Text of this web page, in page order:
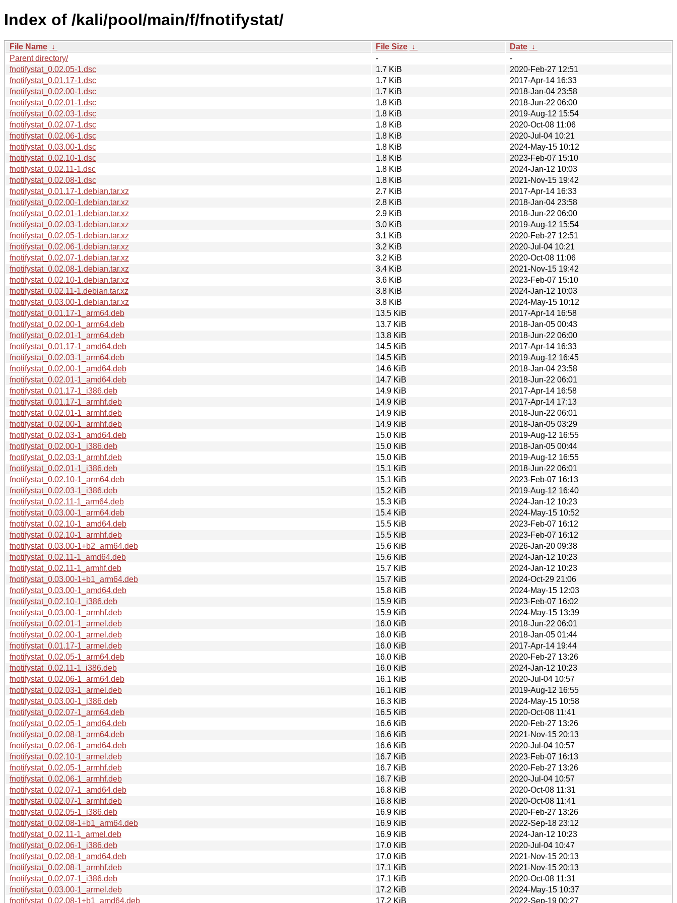
Index of /kali/pool/main/f/fnotifystat/
File Name ↓ File Size ↓ Date ↓
Parent directory/
-
-
fnotifystat_0.02.05-1.dsc
1.7 KiB
2020-Feb-27 12:51
fnotifystat_0.01.17-1.dsc
1.7 KiB
2017-Apr-14 16:33
fnotifystat_0.02.00-1.dsc
1.7 KiB
2018-Jan-04 23:58
fnotifystat_0.02.01-1.dsc
1.8 KiB
2018-Jun-22 06:00
fnotifystat_0.02.03-1.dsc
1.8 KiB
2019-Aug-12 15:54
fnotifystat_0.02.07-1.dsc
1.8 KiB
2020-Oct-08 11:06
fnotifystat_0.02.06-1.dsc
1.8 KiB
2020-Jul-04 10:21
fnotifystat_0.03.00-1.dsc
1.8 KiB
2024-May-15 10:12
fnotifystat_0.02.10-1.dsc
1.8 KiB
2023-Feb-07 15:10
fnotifystat_0.02.11-1.dsc
1.8 KiB
2024-Jan-12 10:03
fnotifystat_0.02.08-1.dsc
1.8 KiB
2021-Nov-15 19:42
fnotifystat_0.01.17-1.debian.tar.xz
2.7 KiB
2017-Apr-14 16:33
fnotifystat_0.02.00-1.debian.tar.xz
2.8 KiB
2018-Jan-04 23:58
fnotifystat_0.02.01-1.debian.tar.xz
2.9 KiB
2018-Jun-22 06:00
fnotifystat_0.02.03-1.debian.tar.xz
3.0 KiB
2019-Aug-12 15:54
fnotifystat_0.02.05-1.debian.tar.xz
3.1 KiB
2020-Feb-27 12:51
fnotifystat_0.02.06-1.debian.tar.xz
3.2 KiB
2020-Jul-04 10:21
fnotifystat_0.02.07-1.debian.tar.xz
3.2 KiB
2020-Oct-08 11:06
fnotifystat_0.02.08-1.debian.tar.xz
3.4 KiB
2021-Nov-15 19:42
fnotifystat_0.02.10-1.debian.tar.xz
3.6 KiB
2023-Feb-07 15:10
fnotifystat_0.02.11-1.debian.tar.xz
3.8 KiB
2024-Jan-12 10:03
fnotifystat_0.03.00-1.debian.tar.xz
3.8 KiB
2024-May-15 10:12
fnotifystat_0.01.17-1_arm64.deb
13.5 KiB
2017-Apr-14 16:58
fnotifystat_0.02.00-1_arm64.deb
13.7 KiB
2018-Jan-05 00:43
fnotifystat_0.02.01-1_arm64.deb
13.8 KiB
2018-Jun-22 06:00
fnotifystat_0.01.17-1_amd64.deb
14.5 KiB
2017-Apr-14 16:33
fnotifystat_0.02.03-1_arm64.deb
14.5 KiB
2019-Aug-12 16:45
fnotifystat_0.02.00-1_amd64.deb
14.6 KiB
2018-Jan-04 23:58
fnotifystat_0.02.01-1_amd64.deb
14.7 KiB
2018-Jun-22 06:01
fnotifystat_0.01.17-1_i386.deb
14.9 KiB
2017-Apr-14 16:58
fnotifystat_0.01.17-1_armhf.deb
14.9 KiB
2017-Apr-14 17:13
fnotifystat_0.02.01-1_armhf.deb
14.9 KiB
2018-Jun-22 06:01
fnotifystat_0.02.00-1_armhf.deb
14.9 KiB
2018-Jan-05 03:29
fnotifystat_0.02.03-1_amd64.deb
15.0 KiB
2019-Aug-12 16:55
fnotifystat_0.02.00-1_i386.deb
15.0 KiB
2018-Jan-05 00:44
fnotifystat_0.02.03-1_armhf.deb
15.0 KiB
2019-Aug-12 16:55
fnotifystat_0.02.01-1_i386.deb
15.1 KiB
2018-Jun-22 06:01
fnotifystat_0.02.10-1_arm64.deb
15.1 KiB
2023-Feb-07 16:13
fnotifystat_0.02.03-1_i386.deb
15.2 KiB
2019-Aug-12 16:40
fnotifystat_0.02.11-1_arm64.deb
15.3 KiB
2024-Jan-12 10:23
fnotifystat_0.03.00-1_arm64.deb
15.4 KiB
2024-May-15 10:52
fnotifystat_0.02.10-1_amd64.deb
15.5 KiB
2023-Feb-07 16:12
fnotifystat_0.02.10-1_armhf.deb
15.5 KiB
2023-Feb-07 16:12
fnotifystat_0.03.00-1+b2_arm64.deb
15.6 KiB
2026-Jan-20 09:38
fnotifystat_0.02.11-1_amd64.deb
15.6 KiB
2024-Jan-12 10:23
fnotifystat_0.02.11-1_armhf.deb
15.7 KiB
2024-Jan-12 10:23
fnotifystat_0.03.00-1+b1_arm64.deb
15.7 KiB
2024-Oct-29 21:06
fnotifystat_0.03.00-1_amd64.deb
15.8 KiB
2024-May-15 12:03
fnotifystat_0.02.10-1_i386.deb
15.9 KiB
2023-Feb-07 16:02
fnotifystat_0.03.00-1_armhf.deb
15.9 KiB
2024-May-15 13:39
fnotifystat_0.02.01-1_armel.deb
16.0 KiB
2018-Jun-22 06:01
fnotifystat_0.02.00-1_armel.deb
16.0 KiB
2018-Jan-05 01:44
fnotifystat_0.01.17-1_armel.deb
16.0 KiB
2017-Apr-14 19:44
fnotifystat_0.02.05-1_arm64.deb
16.0 KiB
2020-Feb-27 13:26
fnotifystat_0.02.11-1_i386.deb
16.0 KiB
2024-Jan-12 10:23
fnotifystat_0.02.06-1_arm64.deb
16.1 KiB
2020-Jul-04 10:57
fnotifystat_0.02.03-1_armel.deb
16.1 KiB
2019-Aug-12 16:55
fnotifystat_0.03.00-1_i386.deb
16.3 KiB
2024-May-15 10:58
fnotifystat_0.02.07-1_arm64.deb
16.5 KiB
2020-Oct-08 11:41
fnotifystat_0.02.05-1_amd64.deb
16.6 KiB
2020-Feb-27 13:26
fnotifystat_0.02.08-1_arm64.deb
16.6 KiB
2021-Nov-15 20:13
fnotifystat_0.02.06-1_amd64.deb
16.6 KiB
2020-Jul-04 10:57
fnotifystat_0.02.10-1_armel.deb
16.7 KiB
2023-Feb-07 16:13
fnotifystat_0.02.05-1_armhf.deb
16.7 KiB
2020-Feb-27 13:26
fnotifystat_0.02.06-1_armhf.deb
16.7 KiB
2020-Jul-04 10:57
fnotifystat_0.02.07-1_amd64.deb
16.8 KiB
2020-Oct-08 11:31
fnotifystat_0.02.07-1_armhf.deb
16.8 KiB
2020-Oct-08 11:41
fnotifystat_0.02.05-1_i386.deb
16.9 KiB
2020-Feb-27 13:26
fnotifystat_0.02.08-1+b1_arm64.deb
16.9 KiB
2022-Sep-18 23:12
fnotifystat_0.02.11-1_armel.deb
16.9 KiB
2024-Jan-12 10:23
fnotifystat_0.02.06-1_i386.deb
17.0 KiB
2020-Jul-04 10:47
fnotifystat_0.02.08-1_amd64.deb
17.0 KiB
2021-Nov-15 20:13
fnotifystat_0.02.08-1_armhf.deb
17.1 KiB
2021-Nov-15 20:13
fnotifystat_0.02.07-1_i386.deb
17.1 KiB
2020-Oct-08 11:31
fnotifystat_0.03.00-1_armel.deb
17.2 KiB
2024-May-15 10:37
fnotifystat_0.02.08-1+b1_amd64.deb
17.2 KiB 2022-Sep-19 00:27